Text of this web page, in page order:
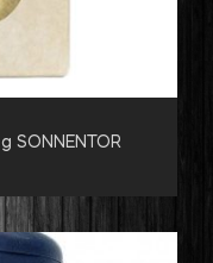
SONNENTOR